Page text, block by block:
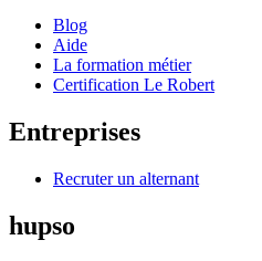
Blog
Aide
La formation métier
Certification Le Robert
Entreprises
Recruter un alternant
hupso